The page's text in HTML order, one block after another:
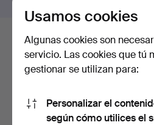
Histórico de pujas
20 nov,
20 nov,
Usamos cookies
Algunas cookies son
servicio. Las cookies que tú
gestionar se utilizan para:
Personalizar el
según cómo utilices el